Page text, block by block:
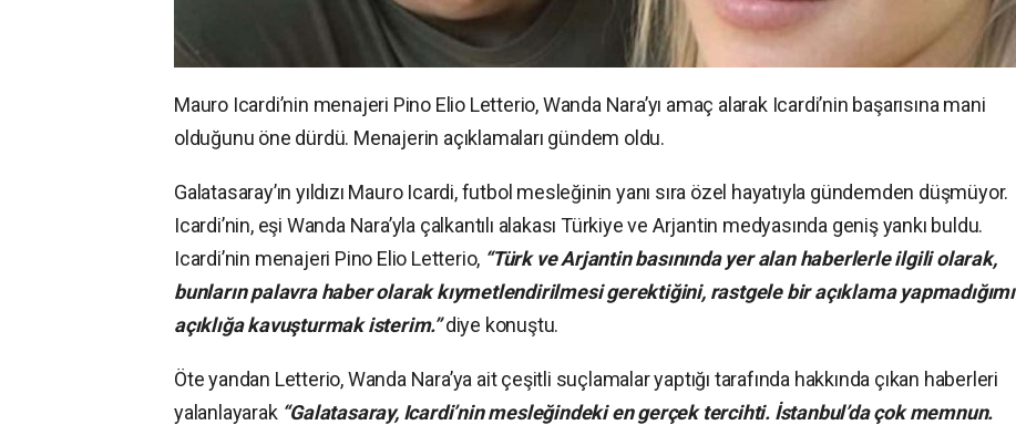
Mauro Icardi’nin menajeri Pino Elio Letterio, Wanda Nara’yı amaç alarak Icardi’nin başarısına mani
olduğunu öne dürdü. Menajerin açıklamaları gündem oldu.
Galatasaray’ın yıldızı Mauro Icardi, futbol mesleğinin yanı sıra özel hayatıyla gündemden düşmüyor.
Icardi’nin, eşi Wanda Nara’yla çalkantılı alakası Türkiye ve Arjantin medyasında geniş yankı buldu.
Icardi’nin menajeri Pino Elio Letterio, “Türk ve Arjantin basınında yer alan haberlerle ilgili olarak,
bunların palavra haber olarak kıymetlendirilmesi gerektiğini, rastgele bir açıklama yapmadığımı
açıklığa kavuşturmak isterim.”diye konuştu.
Öte yandan Letterio, Wanda Nara’ya ait çeşitli suçlamalar yaptığı tarafında hakkında çıkan haberleri
yalanlayarak “Galatasaray, Icardi’nin mesleğindeki en gerçek tercihti. İstanbul’da çok memnun.